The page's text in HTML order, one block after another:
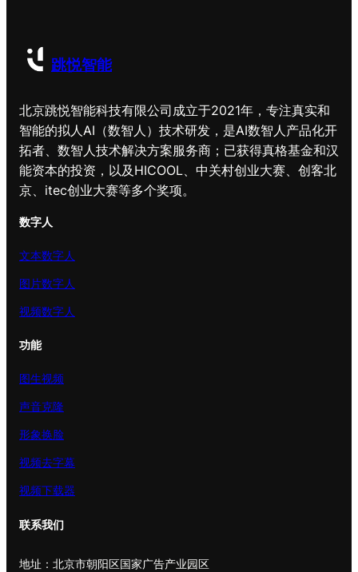
跳悦智能
北京跳悦智能科技有限公司成立于2021年，专注真实和
智能的拟人AI（数智人）技术研发，是AI数智人产品化开
拓者、数智人技术解决方案服务商；已获得真格基金和汉
能资本的投资，以及HICOOL、中关村创业大赛、创客北
京、itec创业大赛等多个奖项。
数字人
文本数字人
图片数字人
视频数字人
功能
图生视频
声音克隆
形象换脸
视频去字幕
视频下载器
联系我们
地址：北京市朝阳区国家广告产业园区